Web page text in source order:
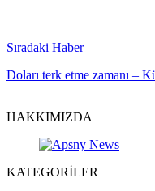
Sıradaki Haber
Doları terk etme zamanı –
HAKKIMIZDA
KATEGORİLER